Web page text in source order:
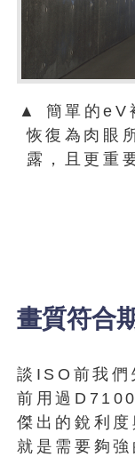
▲ 簡單的eV
恢復為肉眼
露，且更重
畫質符合
談ISO前我們
前用過
傑出的銳利度
就是需要夠